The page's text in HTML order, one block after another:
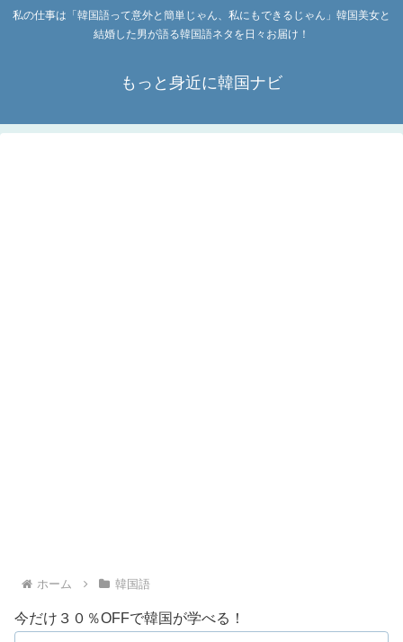
私の仕事は「韓国語って意外と簡単じゃん、私にもできるじゃん」韓国美女と
結婚した男が語る韓国語ネタを日々お届け！
もっと身近に韓国ナビ
ホーム 韓国語
今だけ３０％OFFで韓国が学べる！